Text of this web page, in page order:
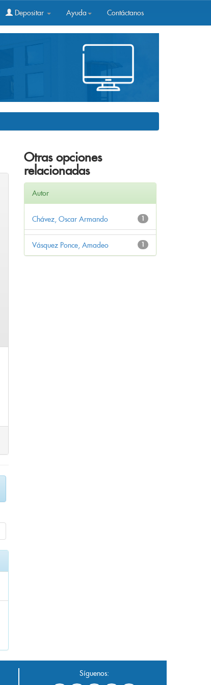
Depositar Ayuda Contáctanos
Otras opciones
relacionadas
Autor
1
Chávez, Oscar Armando
1
Vásquez Ponce, Amadeo
Síguenos: